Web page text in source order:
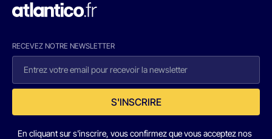
RECEVEZ NOTRE NEWSLETTER
S'INSCRIRE
En cliquant sur s'inscrire, vous confirmez que vous acceptez nos